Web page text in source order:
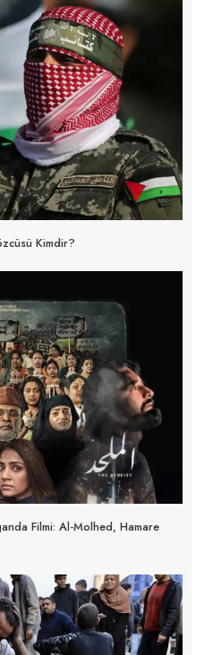
Kimdir?
Filmi: Al-Molhed, Hamare